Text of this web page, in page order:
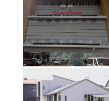
初戦突破！！！
特別診療のお知らせ
関東高校陸上大会のトレ
いよいよ開幕❗️